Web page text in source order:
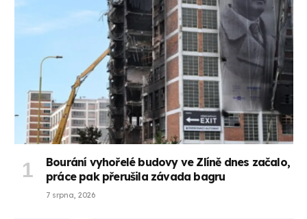
Bourání vyhořelé budovy ve Zlíně dnes začalo,
práce pak přerušila závada bagru
7 srpna, 2026